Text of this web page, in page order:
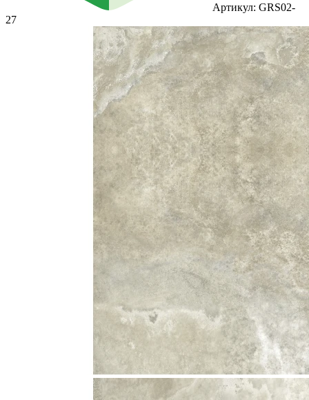
Артикул: GRS02-
27